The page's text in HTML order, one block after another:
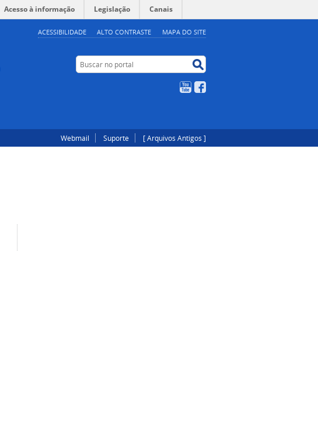
ACESSIBILIDADE ALTO CONTRASTE MAPA DO SITE
Acesso à informação Legislação Canais
Buscar no portal
YouTube
Webmail Suporte [ Arquivos Antigos ]